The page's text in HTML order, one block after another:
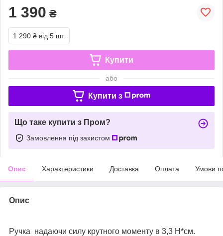
1 390 ₴
1 290 ₴ від 5 шт.
Купити
або
Купити з
Що таке купити з Пром?
Замовлення під захистом
Опис Характеристики Доставка Оплата Умови
Опис
Ручка надаючи силу крутного моменту в 3,3 Н*см.